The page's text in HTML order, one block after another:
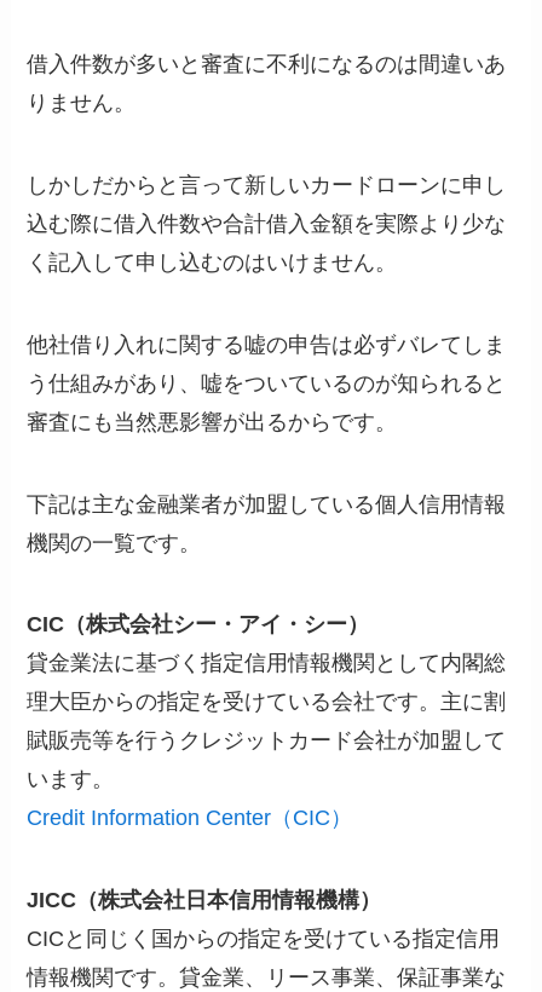
借入件数が多いと審査に不利になるのは間違いあ
りません。
しかしだからと言って新しいカードローンに申し
込む際に借入件数や合計借入金額を実際より少な
く記入して申し込むのはいけません。
他社借り入れに関する嘘の申告は必ずバレてしま
う仕組みがあり、嘘をついているのが知られると
審査にも当然悪影響が出るからです。
下記は主な金融業者が加盟している個人信用情報
機関の一覧です。
CIC（株式会社シー・アイ・シー）
貸金業法に基づく指定信用情報機関として内閣総
理大臣からの指定を受けている会社です。主に割
賦販売等を行うクレジットカード会社が加盟して
います。
Credit Information Center（CIC）
JICC（株式会社日本信用情報機構）
CICと同じく国からの指定を受けている指定信用
情報機関です。貸金業、リース事業、保証事業な